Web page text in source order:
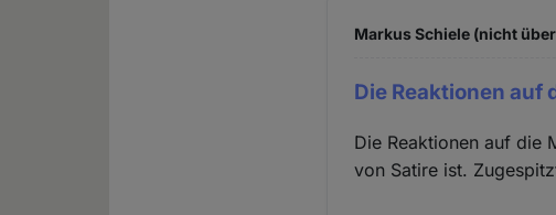
Markus Schiele (nicht
Die Reaktionen auf
Die Reaktionen auf die
von Satire ist.